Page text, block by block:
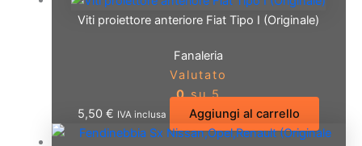
Viti proiettore anteriore Fiat Tipo I (Originale)
Fanaleria
Valutato
0su 5
5,50€ IVA inclusa Aggiungi al carrello